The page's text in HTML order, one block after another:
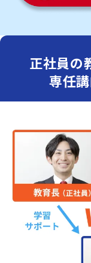
正社員の
専任